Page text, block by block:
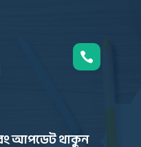

আপডেট থাকুন